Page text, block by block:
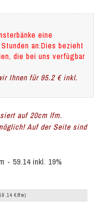
eine
an.Dies bezieht
die bei uns verfügbar
Ihnen für 95.2 € inkl.
auf 20cm lfm.
Auf der Seite sind
- 59.14 inkl. 19%
€/lfm)